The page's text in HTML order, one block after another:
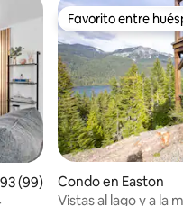
promedio: 4.93 de 5,
(99)
Favorito entre
Favorito entre
Condo en Easton
Vistas al lago y a la